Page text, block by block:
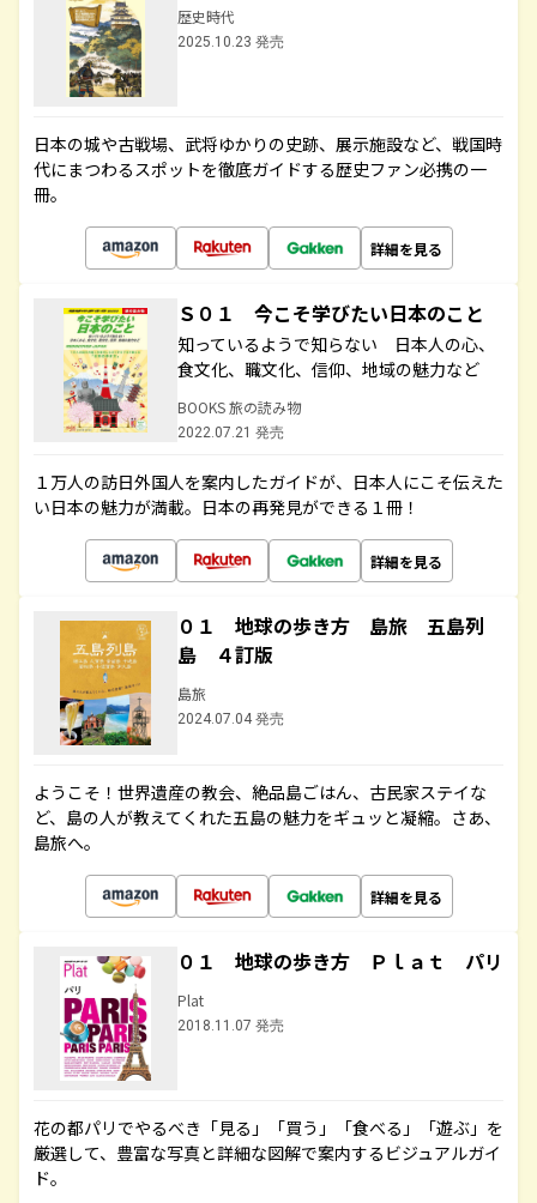
歴史時代
2025.10.23 発売
日本の城や古戦場、武将ゆかりの史跡、展示施設など、戦国時
代にまつわるスポットを徹底ガイドする歴史ファン必携の一
冊。
詳細を見る
Ｓ０１ 今こそ学びたい日本のこと
知っているようで知らない 日本人の心、
食文化、職文化、信仰、地域の魅力など
BOOKS 旅の読み物
2022.07.21 発売
１万人の訪日外国人を案内したガイドが、日本人にこそ伝えた
い日本の魅力が満載。日本の再発見ができる１冊！
詳細を見る
０１ 地球の歩き方 島旅 五島列
島 ４訂版
島旅
2024.07.04 発売
ようこそ！世界遺産の教会、絶品島ごはん、古民家ステイな
ど、島の人が教えてくれた五島の魅力をギュッと凝縮。さあ、
島旅へ。
詳細を見る
０１ 地球の歩き方 Ｐｌａｔ パリ
Plat
2018.11.07 発売
花の都パリでやるべき「見る」「買う」「食べる」「遊ぶ」を
厳選して、豊富な写真と詳細な図解で案内するビジュアルガイ
ド。